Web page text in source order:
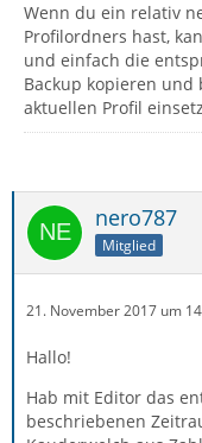
Wenn du ein relativ
Profilordners hast,
und einfach die
Backup kopieren
aktuellen Profil
nero787
Mitglied
21. November 2017 um
Hallo!
Hab mit Editor das
beschriebenen